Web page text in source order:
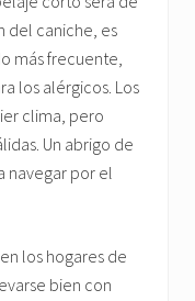
del caniche, es
más frecuente,
los alérgicos. Los
clima, pero
Un abrigo de
navegar por el
los hogares de
bien con